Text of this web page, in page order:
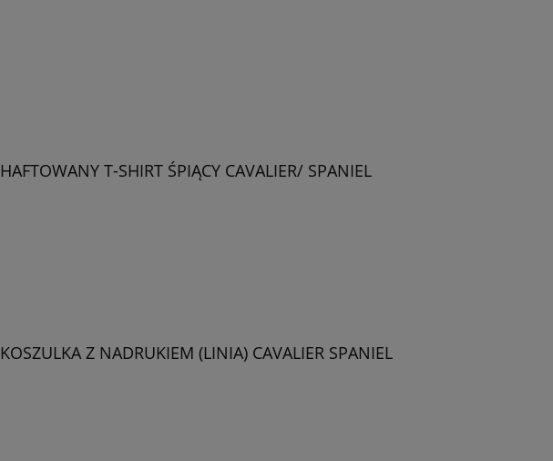
HAFTOWANY T-SHIRT ŚPIĄCY CAVALIER/ SPANIEL
KOSZULKA Z NADRUKIEM (LINIA) CAVALIER SPANIEL